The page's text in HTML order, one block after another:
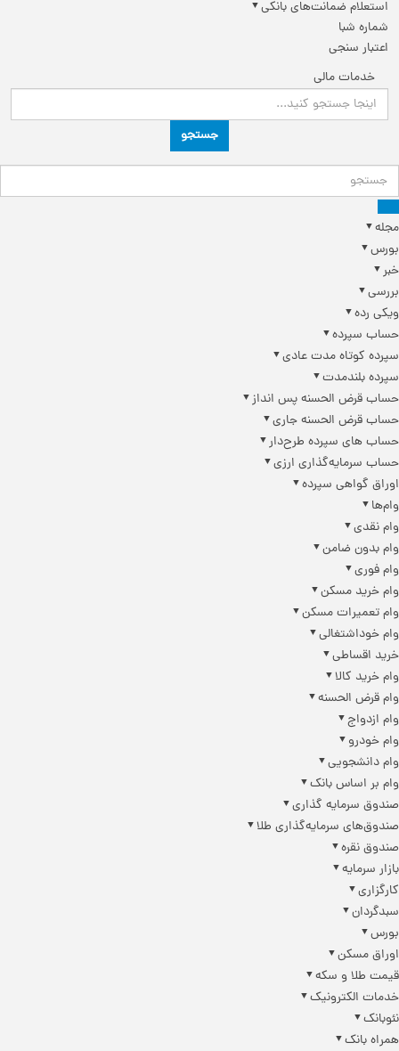
استعلام ضمانت‌های بانکی
شماره شبا
اعتبار سنجی
خدمات مالی
جستجو
مجله
بورس
خبر
بررسی
ویکی رده
حساب سپرده
سپرده کوتاه مدت عادی
سپرده بلندمدت
حساب قرض الحسنه پس انداز
حساب قرض الحسنه جاری
حساب های سپرده طرح‌دار
حساب سرمایه‌گذاری ارزی
اوراق گواهی سپرده
وام‌ها
وام نقدی
وام بدون ضامن
وام فوری
وام خرید مسکن
وام تعمیرات مسکن
وام خوداشتغالی
خرید اقساطی
وام خرید کالا
وام قرض الحسنه
وام ازدواج
وام خودرو
وام دانشجویی
وام بر اساس بانک
صندوق سرمایه گذاری
صندوق‌های سرمایه‌گذاری طلا
صندوق نقره
بازار سرمایه
کارگزاری
سبدگردان
بورس
اوراق مسکن
قیمت طلا و سکه
خدمات الکترونیک
نئوبانک
همراه بانک